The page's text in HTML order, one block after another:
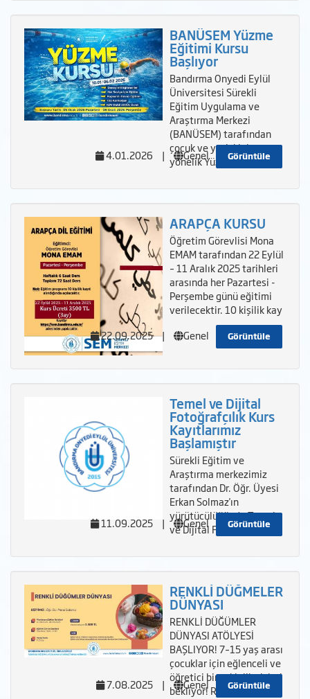
BANÜSEM Yüzme
Eğitimi Kursu
Başlıyor
Bandırma Onyedi Eylül
Üniversitesi Sürekli
Eğitim Uygulama ve
Araştırma Merkezi
(BANÜSEM) tarafından
çocuk ve yetişkinlere
yönelik Yüzme Eğitim
Görüntüle
4.01.2026 | Genel
ARAPÇA KURSU
Öğretim Görevlisi Mona
EMAM tarafından 22 Eylül
– 11 Aralık 2025 tarihleri
arasında her Pazartesi -
Perşembe günü eğitimi
verilecektir. 10 kişilik kay
Görüntüle
22.09.2025 | Genel
Temel ve Dijital
Fotoğrafçılık Kurs
Kayıtlarımız
Başlamıştır
Sürekli Eğitim ve
Araştırma merkezimiz
tarafından Dr. Öğr. Üyesi
Erkan Solmaz'ın
yürütücülüğünde Temel
ve Dijital Fotoğraf&cce
Görüntüle
11.09.2025 | Genel
RENKLİ DÜĞMELER
DÜNYASI
RENKLİ DÜĞÜMLER
DÜNYASI ATÖLYESİ
BAŞLIYOR! 7–15 yaş arası
çocuklar için eğlenceli ve
öğretici bir etkinlik sizleri
bekliyor! RenkliGörüntüle
7.08.2025 | Genel